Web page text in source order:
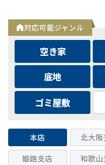
対応可能ジャンル
空き家
底地
ゴミ屋敷
本店 北大阪
姫路支店
和歌山